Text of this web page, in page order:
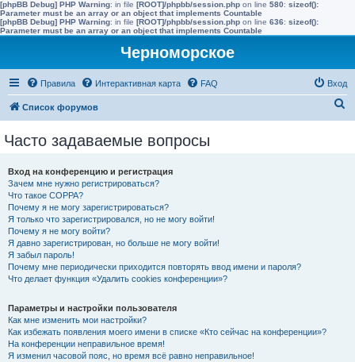
[phpBB Debug] PHP Warning: in file [ROOT]/phpbb/session.php on line 580: sizeof():
Parameter must be an array or an object that implements Countable
[phpBB Debug] PHP Warning: in file [ROOT]/phpbb/session.php on line 636: sizeof():
Parameter must be an array or an object that implements Countable
Черноморское
Правила Интерактивная карта FAQ Вход
Список форумов
Часто задаваемые вопросы
Вход на конференцию и регистрация
Зачем мне нужно регистрироваться?
Что такое COPPA?
Почему я не могу зарегистрироваться?
Я только что зарегистрировался, но не могу войти!
Почему я не могу войти?
Я давно зарегистрирован, но больше не могу войти!
Я забыл пароль!
Почему мне периодически приходится повторять ввод имени и пароля?
Что делает функция «Удалить cookies конференции»?
Параметры и настройки пользователя
Как мне изменить мои настройки?
Как избежать появления моего имени в списке «Кто сейчас на конференции»?
На конференции неправильное время!
Я изменил часовой пояс, но время всё равно неправильное!